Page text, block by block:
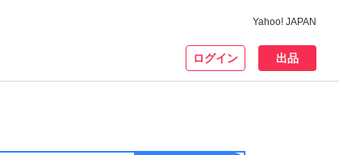
Yahoo! JAPAN
ログイン 出品